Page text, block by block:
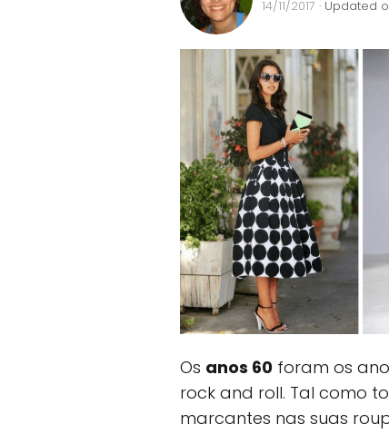
14/11/2017 · Updated
Os anos 60 foram os
rock and roll. Tal como
marcantes nas suas